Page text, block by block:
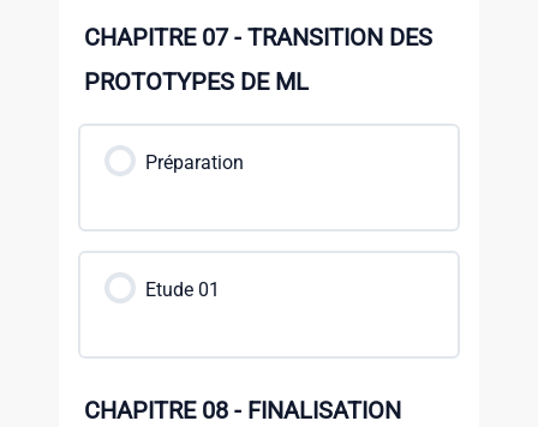
CHAPITRE 07 - TRANSITION DES
PROTOTYPES DE ML
Préparation
Etude 01
CHAPITRE 08 - FINALISATION